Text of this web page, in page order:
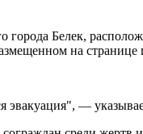
города Белек,
на
эвакуация", —